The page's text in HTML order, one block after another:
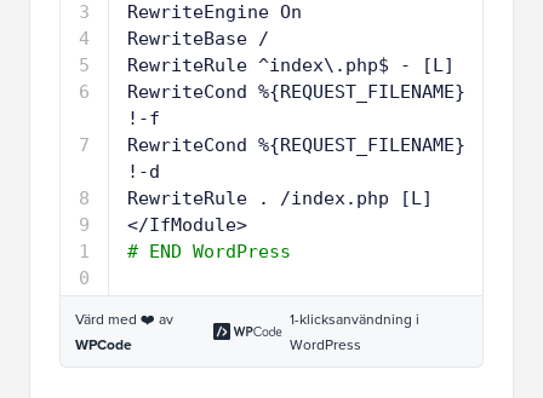
3
4
5
6
7
8
9
1
0
RewriteEngine On
RewriteBase /
RewriteRule ^index\.php$ - [L]
RewriteCond %{REQUEST_FILENAME}
!-f
RewriteCond %{REQUEST_FILENAME}
!-d
RewriteRule . /index.php [L]
</IfModule>
# END WordPress
Värd med ❤️ av
WPCode
1-klicksanvändning i
WordPress